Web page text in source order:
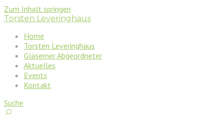
Zum Inhalt springen
Torsten Leveringhaus
Home
Torsten Leveringhaus
Gläserner Abgeordneter
Aktuelles
Events
Kontakt
Suche